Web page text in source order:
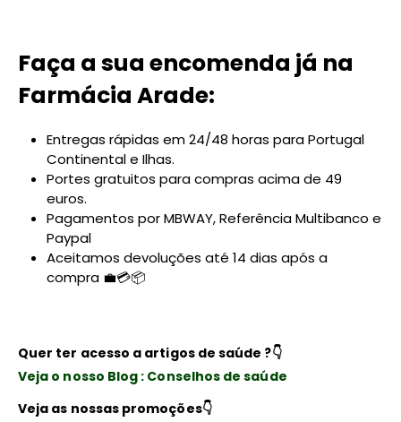
Faça a sua encomenda já na
Farmácia Arade:
Entregas rápidas em 24/48 horas para Portugal
Continental e Ilhas.
Portes gratuitos para compras acima de 49
euros.
Pagamentos por MBWAY, Referência Multibanco e
Paypal
Aceitamos devoluções até 14 dias após a
compra 💼💳📦
Quer ter acesso a artigos de saúde ?👇
Veja o nosso Blog : Conselhos de saúde
Veja as nossas promoções👇